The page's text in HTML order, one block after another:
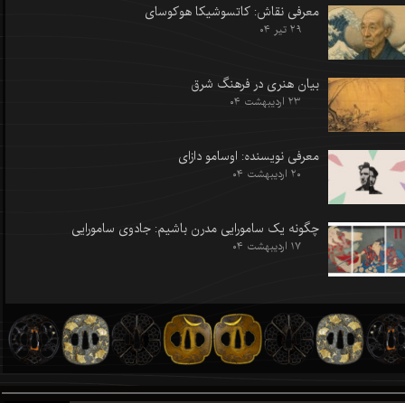
معرفی نقاش: کاتسوشیکا هوکوسای
۲۹ تیر ۰۴
بیان هنری در فرهنگ شرق
۲۳ اردیبهشت ۰۴
معرفی نویسنده: اوسامو دازای
۲۰ اردیبهشت ۰۴
چگونه یک سامورایی مدرن باشیم: جادوی سامورایی
۱۷ اردیبهشت ۰۴